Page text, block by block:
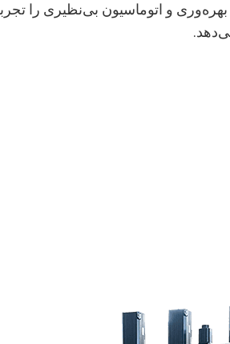
کامل با عصر صنعت 4.0 سازگار است، دقت، بهره‌وری و